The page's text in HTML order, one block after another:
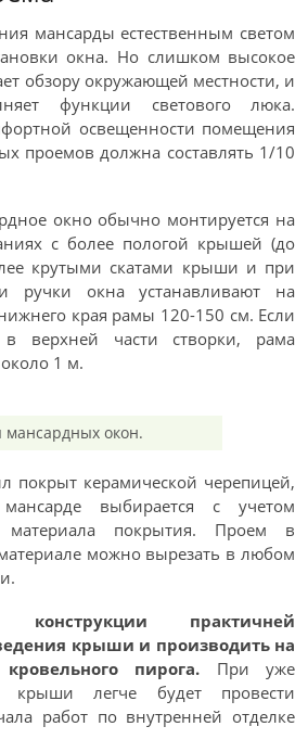
мансарды естественным светом
окна. Но слишком высокое
обзору окружающей местности, и
функции светового люка.
освещенности помещения
проемов должна составлять 1/10
окно обычно монтируется на
с более пологой крышей (до
крутыми скатами крыши и при
ручки окна устанавливают на
края рамы 120-150 см. Если
в верхней части створки, рама
1 м.
мансардных окон.
покрыт керамической черепицей,
выбирается с учетом
материала покрытия. Проем в
можно вырезать в любом
практичней
крыши и производить на
пирога. При уже
крыши легче будет провести
работ по внутренней отделке